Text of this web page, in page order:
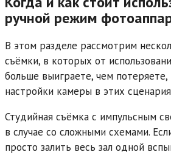
ручной режим
В этом разделе рассмотрим
съёмки, в которых от
больше выиграете, чем потеряете,
настройки камеры в этих
Студийная съёмка с импульсным
в случае со сложными схемами.
просто залить весь зал одной